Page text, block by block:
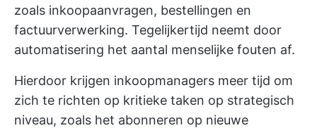
zoals inkoopaanvragen, bestellingen en
factuurverwerking. Tegelijkertijd neemt door
automatisering het aantal menselijke fouten af.
Hierdoor krijgen inkoopmanagers meer tijd om
zich te richten op kritieke taken op strategisch
niveau, zoals het abonneren op nieuwe